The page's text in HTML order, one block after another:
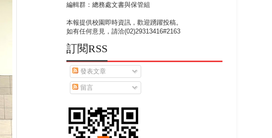
編輯群：總務處文書與保管組
本報提供校園即時資訊，歡迎踴躍投稿。
如有任何意見，請洽(02)29313416#2163
訂閱RSS
發表文章
留言